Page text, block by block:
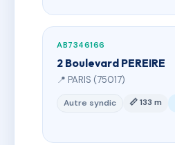
AB7346166
2 Boulevard PEREIRE
📍 PARIS (75017)
Autre syndic 📏 133 m